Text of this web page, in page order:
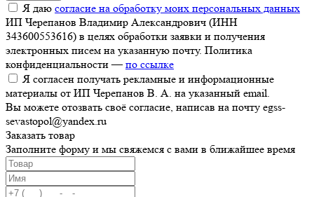
Я даю согласие на обработку моих персональных данных
ИП Черепанов Владимир Александрович (ИНН
343600553616) в целях обработки заявки и получения
электронных писем на указанную почту. Политика
конфиденциальности —по ссылке
Я согласен получать рекламные и информационные
материалы от ИП Черепанов В. А. на указанный email.
Вы можете отозвать своё согласие, написав на почту egss-
sevastopol@yandex.ru
Заказать товар
Заполните форму и мы свяжемся с вами в ближайшее время